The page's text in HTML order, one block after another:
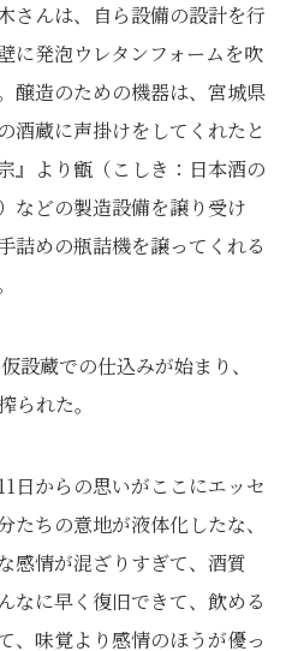
さんは、自ら設備の設計を行
に発泡ウレタンフォームを吹
醸造のための機器は、宮城県
酒蔵に声掛けをしてくれたと
』より甑（こしき：日本酒の
などの製造設備を譲り受け
詰めの瓶詰機を譲ってくれる
設蔵での仕込みが始まり、
られた。
日からの思いがここにエッセ
たちの意地が液体化したな、
感情が混ざりすぎて、酒質
なに早く復旧できて、飲める
、味覚より感情のほうが優っ